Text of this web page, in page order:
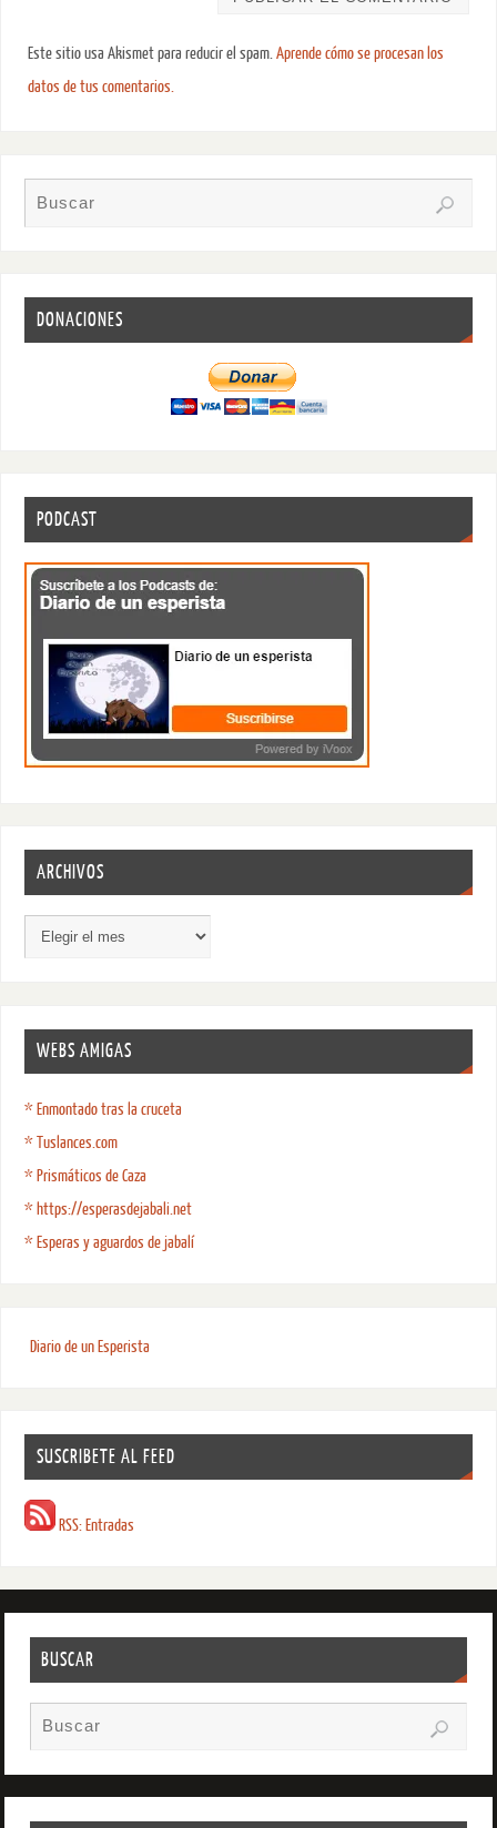
Este sitio usa Akismet para reducir el spam.Aprende cómo se procesan los
datos de tus comentarios.
DONACIONES
PODCAST
ARCHIVOS
WEBS AMIGAS
* Enmontado tras la cruceta
* Tuslances.com
* Prismáticos de Caza
* https://esperasdejabali.net
* Esperas y aguardos de jabalí
Diario de un Esperista
SUSCRIBETE AL FEED
RSS: Entradas
BUSCAR